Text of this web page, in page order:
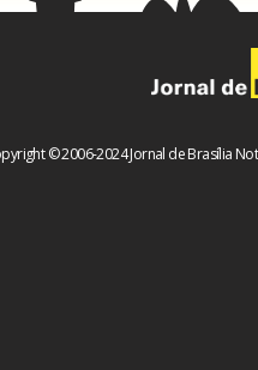
© 2006-2024 Jornal de Brasília